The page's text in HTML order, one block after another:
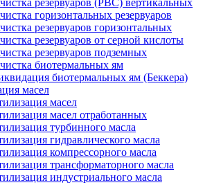
резервуаров (РВС) вертикальных
горизонтальных резервуаров
резервуаров горизонтальных
резервуаров от серной кислоты
резервуаров подземных
биотермальных ям
биотермальных ям (Беккера)
масел
масел
масел отработанных
турбинного масла
гидравлического масла
компрессорного масла
трансформаторного масла
индустриального масла